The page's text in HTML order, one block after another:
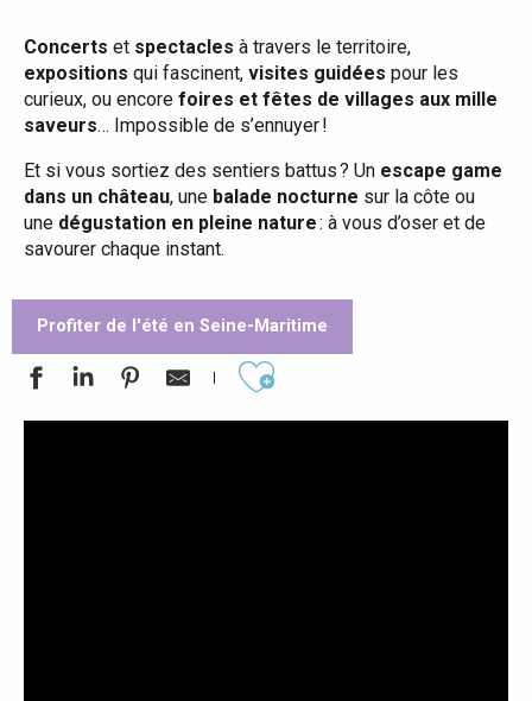
Concerts et spectacles à travers le territoire,
expositions qui fascinent, visites guidées pour les
curieux, ou encore foires et fêtes de villages aux mille
saveurs… Impossible de s’ennuyer !
Et si vous sortiez des sentiers battus ? Un escape game
dans un château, une balade nocturne sur la côte ou
une dégustation en pleine nature: à vous d’oser et de
savourer chaque instant.
Profiter de l'été en Seine-Maritime
Ajouter aux favoris